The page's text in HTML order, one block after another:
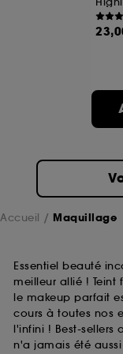
Accueil Maquillage
Essentiel beauté
meilleur allié ! Teint
le makeup parfait
cours à toutes nos
l'infini ! Best-
n'a jamais été
A l'exception
choix" ci-
Sephora
navigation
sur "continuer
moment choisir
souhaitez